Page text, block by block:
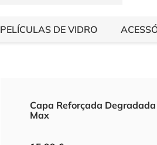
PELÍCULAS DE VIDRO
Capa Reforçada
Max